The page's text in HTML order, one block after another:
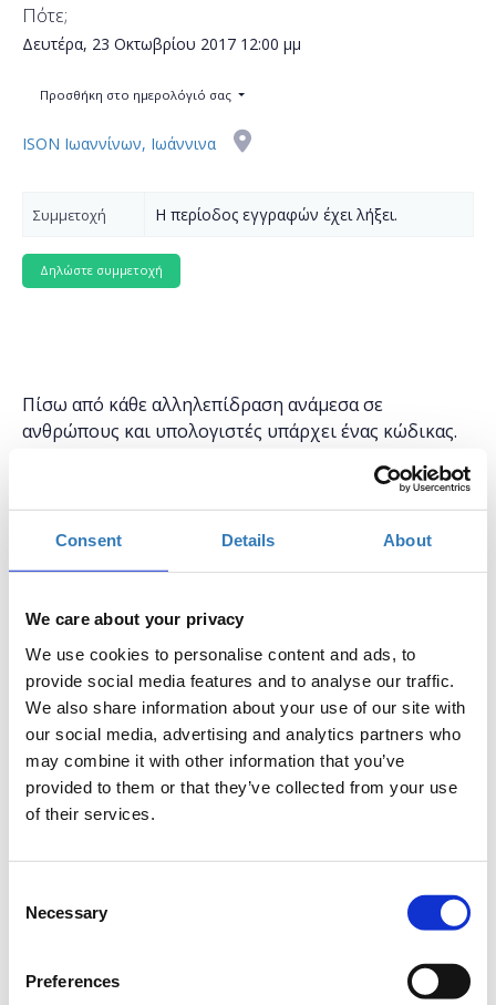
Consent Details About
We care about your privacy
We use cookies to personalise content and ads, to
provide social media features and to analyse our traffic.
We also share information about your use of our site with
our social media, advertising and analytics partners who
may combine it with other information that you’ve
provided to them or that they’ve collected from your use
of their services.
Selection
Necessary
Preferences
Πότε;
Δευτέρα, 23 Οκτωβρίου 2017 12:00 μμ
Προσθήκη στο ημερολόγιό σας
ISON Ιωαννίνων, Ιωάννινα
Συμμετοχή Η περίοδος εγγραφών έχει λήξει.
Πίσω από κάθε αλληλεπίδραση ανάμεσα σε
ανθρώπους και υπολογιστές υπάρχει ένας κώδικας.
καθοριστικός για την κατανόηση ενός υπερ-
συνδεδεμένου κόσμου. Όταν κάποιος αποκτά
βασικές γνώσεις προγραμματισμού, όχι μόνο
διευρύνει τις δυνατότητες που του παρέχει η
μεθοδικά για την επίλυση καθημερινών
προβλημάτων.
Σκοπός
Το workshop αυτό έχει στόχο να δώσει την
δυνατότητα στους συμμετέχοντες να κατανοήσουν
βασικές αρχές του προγραμματισμού και να
αντιληφθούν τα οφέλη της χρήσης του. Μέσα απο μια
πρόγραμμα φτιάχνοντας ένα απλό αλγόριθμο. Το
περισσότερη λεπτομέρεια τι χρειάζεται για να
Στο τέλος του σεμιναρίου, οι συμμετέχοντες θα